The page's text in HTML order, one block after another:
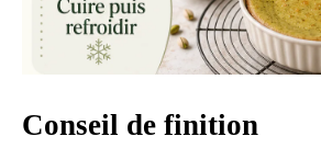
Conseil de finition